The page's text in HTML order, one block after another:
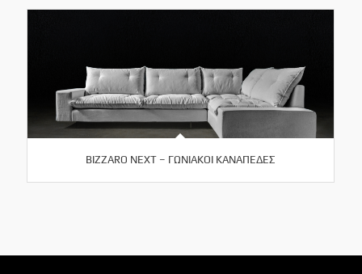
BIZZARO NEXT – ΓΩΝΙΑΚΟΙ ΚΑΝΑΠΕΔΕΣ